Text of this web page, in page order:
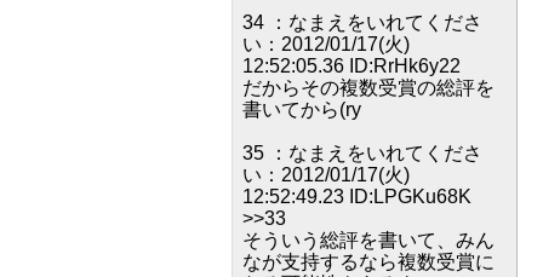
34 ：なまえをいれてくださ
い：2012/01/17(火)
12:52:05.36 ID:RrHk6y22
だからその複数受賞の総評を
書いてから(ry
35 ：なまえをいれてくださ
い：2012/01/17(火)
12:52:49.23 ID:LPGKu68K
>>33
そういう総評を書いて、みん
なが支持するなら複数受賞に